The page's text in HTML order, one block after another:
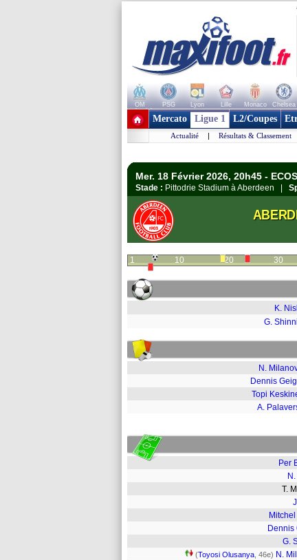
OM PSG Lyon Lille Monaco Chelsea
+ de clubs
Mercato Ligue 1 L2/Coupes
Actualité | Résultats & Classement
Mer. 18 Février 2026, 20h45 -
Stade : Pittodrie Stadium à Aberdeen |
1 10 20 30
K.
G.
N.
Dennis
Topi
A.
Per
T.
Dennis
G.
(Toyosi Olusanya , 46e) N.